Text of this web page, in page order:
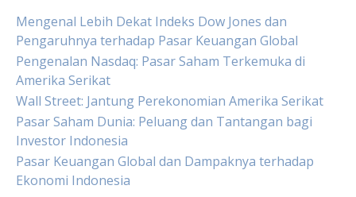
Mengenal Lebih Dekat Indeks Dow Jones dan
Pengaruhnya terhadap Pasar Keuangan Global
Pengenalan Nasdaq: Pasar Saham Terkemuka di
Amerika Serikat
Wall Street: Jantung Perekonomian Amerika Serikat
Pasar Saham Dunia: Peluang dan Tantangan bagi
Investor Indonesia
Pasar Keuangan Global dan Dampaknya terhadap
Ekonomi Indonesia